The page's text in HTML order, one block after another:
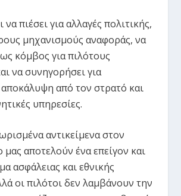
πιέσει για αλλαγές πολιτικής,
μηχανισμούς αναφοράς, να
κόμβος για πιλότους
να συνηγορήσει για
από τον στρατό και
υπηρεσίες.
αντικείμενα στον
αποτελούν ένα επείγον και
ασφάλειας και εθνικής
οι πιλότοι δεν λαμβάνουν την